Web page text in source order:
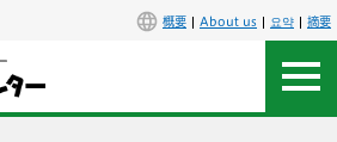
概要 About us 요약 摘要